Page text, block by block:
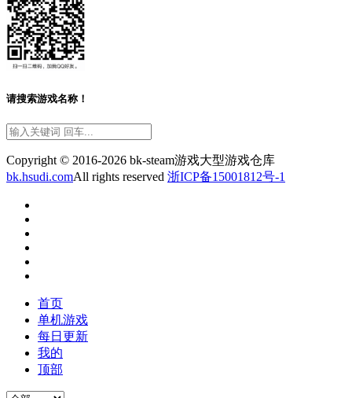
请搜索游戏名称！
Copyright © 2016-2026 bk-steam游戏大型游戏仓库
bk.hsudi.comAll rights reserved 浙ICP备15001812号-1
首页
单机游戏
每日更新
我的
顶部